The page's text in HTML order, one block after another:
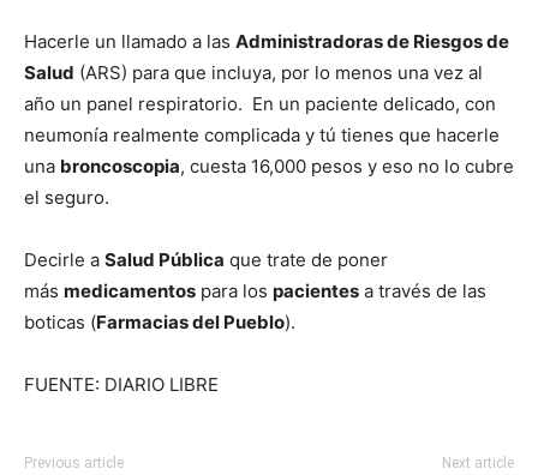
Hacerle un llamado a las Administradoras de Riesgos de
Salud (ARS) para que incluya, por lo menos una vez al
año un panel respiratorio. En un paciente delicado, con
neumonía realmente complicada y tú tienes que hacerle
una broncoscopia, cuesta 16,000 pesos y eso no lo cubre
el seguro.
Decirle a Salud Pública que trate de poner
más medicamentos para los pacientes a través de las
boticas (Farmacias del Pueblo).
FUENTE: DIARIO LIBRE
Previous article Next article